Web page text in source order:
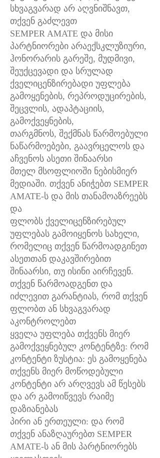
სხვაგვარად არ აღვნიშნავთ,
თქვენ გაძლევთ
SEMPER AMATE და მისი
პარტნიორები არაექსკლუზიური,
ჰონორარის გარეშე, მუდმივი,
შეუქცევადი და სრულად
ქველიცენზირებადი უფლება
გამოყენების, რეპროდუცირების,
შეცვლის, ადაპტაციის,
გამოქვეყნების,
თარგმნოს, შექმნას წარმოებული
ნაწარმოებები, გაავრცელოს და
აჩვენოს ასეთი შინაარსი
მთელ მსოფლიოში ნებისმიერ
მედიაში. თქვენ ანიჭებთ SEMPER
AMATE-ს და მის თანამოაზრეებს
და
ფლობს ქველიცენზირებულ
უფლებას გამოიყენოს სახელი,
რომელიც თქვენ წარმოადგინეთ
ასეთთან დაკავშირებით
შინაარსი, თუ ისინი აირჩევენ.
თქვენ წარმოადგენთ და
იძლევით გარანტიას, რომ თქვენ
ფლობთ ან სხვაგვარად
აკონტროლებთ
ყველა უფლება თქვენს მიერ
გამოქვეყნებულ კონტენტზე: რომ
კონტენტი ზუსტია: ეს გამოყენება
თქვენს მიერ მოწოდებული
კონტენტი არ არღვევს ამ წესებს
და არ გამოიწვევს რაიმე
დაზიანებას
პირი ან ერთეული: და რომ
თქვენ ანაზღაურებთ SEMPER
AMATE-ს ან მის პარტნიორებს